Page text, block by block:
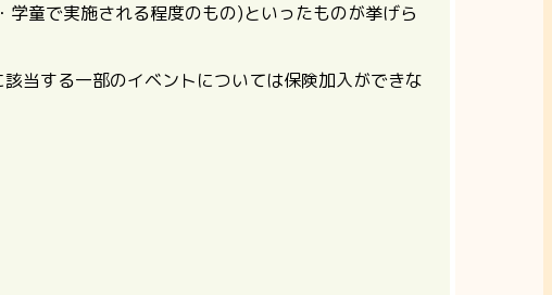
童で実施される程度のもの)といったものが挙げら
当する一部のイベントについては保険加入ができな